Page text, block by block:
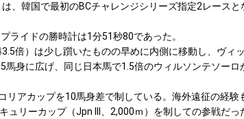
韓国で最初のBCチャレンジシリーズ指定2レースと
イドの勝時計は1分51秒80であった。
倍）は少し躓いたものの早めに内側に移動し、ヴ
身に広げ、同じ日本馬で1.5倍のウィルソンテソー
アカップを10馬身差で制している。海外遠征の経
リーカップ（Jpn III、2,000ｍ）を制しての参戦だっ